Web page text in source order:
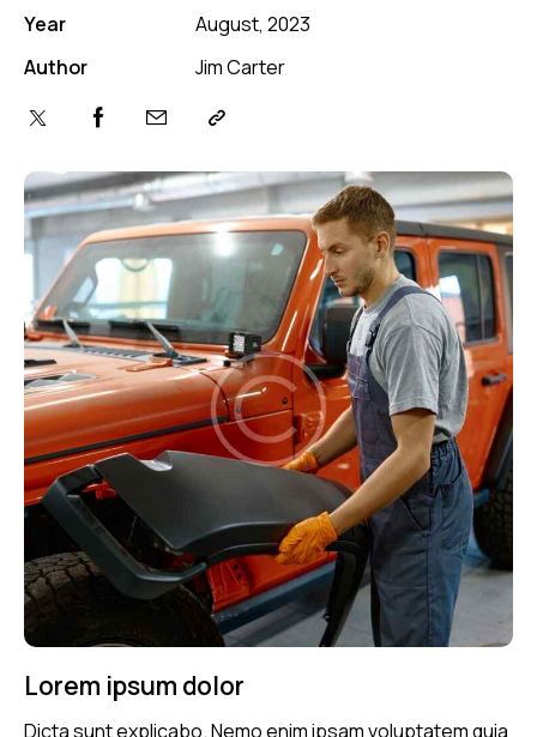
Year
August, 2023
Author
Jim Carter
Lorem ipsum dolor
Dicta sunt explicabo. Nemo enim ipsam voluptatem quia